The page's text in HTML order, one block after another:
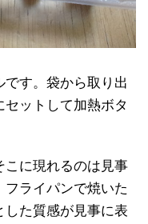
す。袋から取り出
ットして加熱ボタ
こに現れるのは見事
ライパンで焼いた
した質感が見事に表